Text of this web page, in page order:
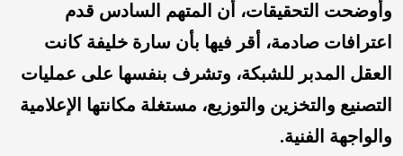
وأوضحت التحقيقات، أن المتهم السادس قدم
اعترافات صادمة، أقر فيها بأن سارة خليفة كانت
العقل المدبر للشبكة، وتشرف بنفسها على عمليات
التصنيع والتخزين والتوزيع، مستغلة مكانتها الإعلامية
والواجهة الفنية.